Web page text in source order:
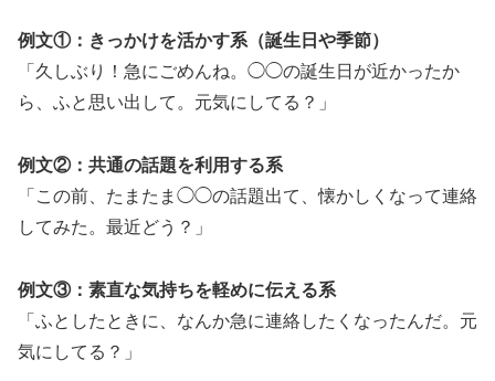
例文①：きっかけを活かす系（誕生日や季節）
「久しぶり！急にごめんね。◯◯の誕生日が近かったか
ら、ふと思い出して。元気にしてる？」
例文②：共通の話題を利用する系
「この前、たまたま◯◯の話題出て、懐かしくなって連絡
してみた。最近どう？」
例文③：素直な気持ちを軽めに伝える系
「ふとしたときに、なんか急に連絡したくなったんだ。元
気にしてる？」